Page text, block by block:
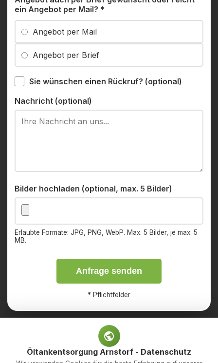
ein Angebot per Mail? *
Angebot per Mail
Angebot per Brief
Sie wünschen einen Rückruf? (optional)
Nachricht (optional)
Bilder hochladen (optional, max. 5 Bilder)
Erlaubte Formate: JPG, PNG, WebP. Max. 5 Bilder, je max. 5
MB.
Anfrage senden
* Pflichtfelder
ImpressumDatenschutz
Öltankentsorgung Arnstorf - Datenschutz